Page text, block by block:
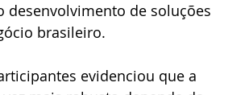
desenvolvimento de soluções
brasileiro.
evidenciou que a